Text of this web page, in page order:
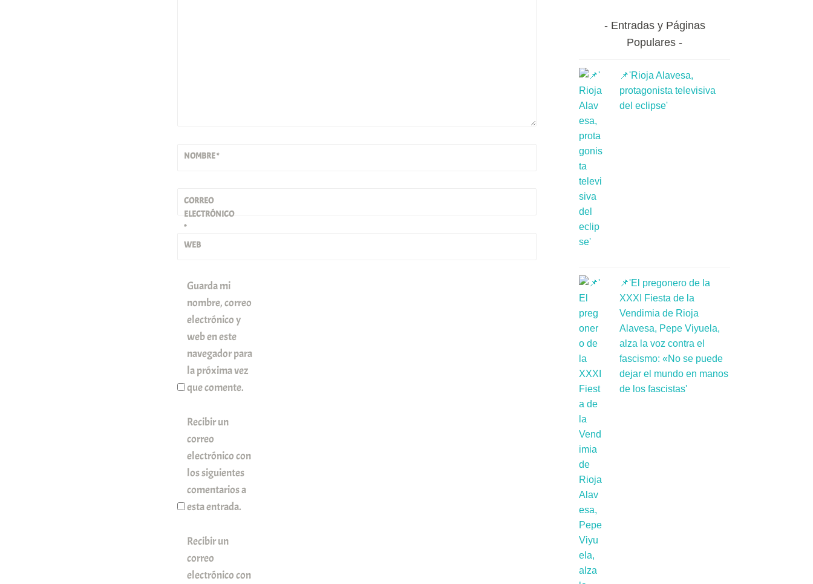
NOMBRE*
CORREO
ELECTRÓNICO
*
WEB
Guarda mi
nombre, correo
electrónico y
web en este
navegador para
la próxima vez
que comente.
Recibir un
correo
electrónico con
los siguientes
comentarios a
esta entrada.
Recibir un
correo
electrónico con
Entradas y Páginas
Populares
📌'Rioja Alavesa,
protagonista televisiva
del eclipse'
📌'El pregonero de la
XXXI Fiesta de la
Vendimia de Rioja
Alavesa, Pepe Viyuela,
alza la voz contra el
fascismo: «No se puede
dejar el mundo en manos
de los fascistas'